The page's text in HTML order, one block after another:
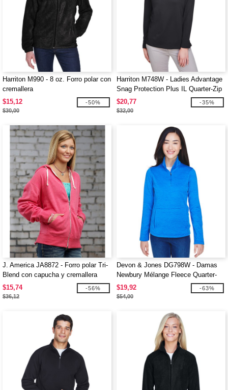
Harriton M990 - 8 oz. Forro polar con
cremallera
$15,12
$30,00
-50%
Harriton M748W - Ladies Advantage
Snag Protection Plus IL Quarter-Zip
$20,77
$32,00
-35%
J. America JA8872 - Forro polar Tri-
Blend con capucha y cremallera
completa para adulto
$15,74
$36,12
-56%
Devon & Jones DG798W - Damas
Newbury Mélange Fleece Quarter-
Zip
$19,92
$54,00
-63%